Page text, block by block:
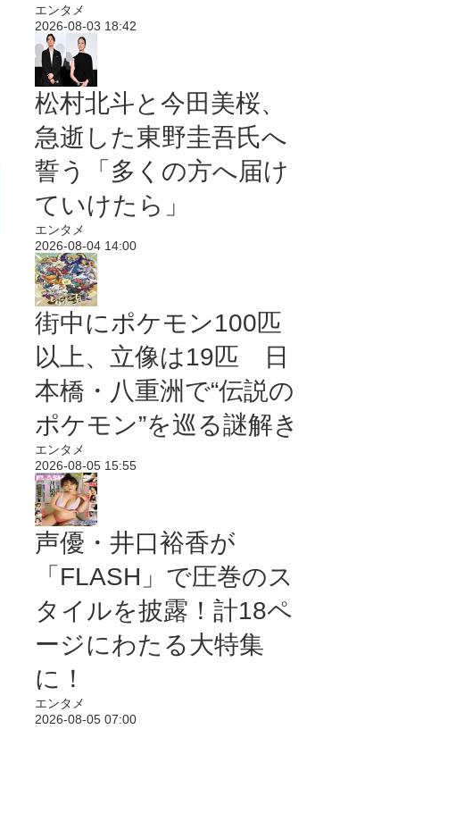
エンタメ
2026-08-03 18:42
松村北斗と今田美桜、
急逝した東野圭吾氏へ
誓う「多くの方へ届け
ていけたら」
エンタメ
2026-08-04 14:00
街中にポケモン100匹
以上、立像は19匹 日
本橋・八重洲で“伝説の
ポケモン”を巡る謎解き
エンタメ
2026-08-05 15:55
声優・井口裕香が
「FLASH」で圧巻のス
タイルを披露！計18ペ
ージにわたる大特集
に！
エンタメ
2026-08-05 07:00